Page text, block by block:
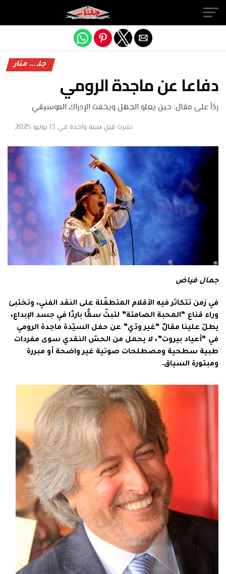
جلـ ... منار
دفاعا عن ماجدة الرومي
ردّاً على مقال: حين يعلو الجهل ويخفت الإدراك الموسيقي
نشرت قبل سنة واحدة في 13 يوليو 2025
جمال فياض
في زمن تتكاثر فيه الأقلام المتطفّلة على النقد الفني، وتختبئ
وراء قناع “المحبة الصامتة” لتبثّ سمًّا باردًا في جسد الإبداع،
يطلّ علينا مقالٌ “غير ودّي” عن حفل السيّدة ماجدة الرومي
في “أعياد بيروت”، لا يحمل من الحسّ النقدي سوى مفردات
طبية سطحية ومصطلحات صوتية غير واضحة أو مبررة
ومبتورة السياق.
Exit mobile version